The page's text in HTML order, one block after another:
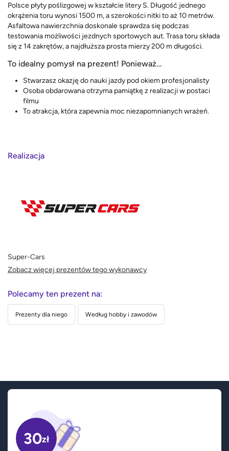
Polsce płyty poślizgowej w kształcie litery S. Długość jednego
okrążenia toru wynosi 1500 m, a szerokości nitki to aż 10 metrów.
Asfaltowa nawierzchnia doskonale sprawdza się podczas
testowania możliwości jezdnych sportowych aut. Trasa toru składa
się z 14 zakrętów, a najdłuższa prosta mierzy 200 m długości.
To idealny pomysł na prezent! Ponieważ…
Stwarzasz okazję do nauki jazdy pod okiem profesjonalisty
Osoba obdarowana otrzyma pamiątkę z realizacji w postaci
filmu
To atrakcja, która zapewnia moc niezapomnianych wrażeń.
Realizacja
Super-Cars
Zobacz więcej prezentów tego wykonawcy
Polecamy ten prezent na:
Prezenty dla niego Według hobby i zawodów
30zł